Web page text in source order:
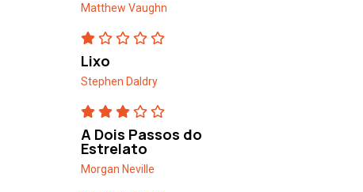
Matthew Vaughn
Lixo
Stephen Daldry
A Dois Passos do
Estrelato
Morgan Neville